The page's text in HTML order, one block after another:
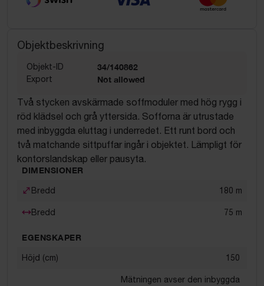
Objektbeskrivning
Objekt-ID 34/140862
Export Not allowed
Två stycken avskärmade soffmoduler med hög rygg i
röd klädsel och grå yttersida. Sofforna är utrustade
med inbyggda eluttag i underredet. Ett runt bord och
två matchande sittpuffar ingår i objektet. Lämpligt för
kontorslandskap eller pausyta.
DIMENSIONER
Bredd 180 m
Bredd 75 m
EGENSKAPER
Höjd (cm) 150
Mätningen avser den inbyggda